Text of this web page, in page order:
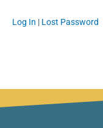
Log In | Lost Password